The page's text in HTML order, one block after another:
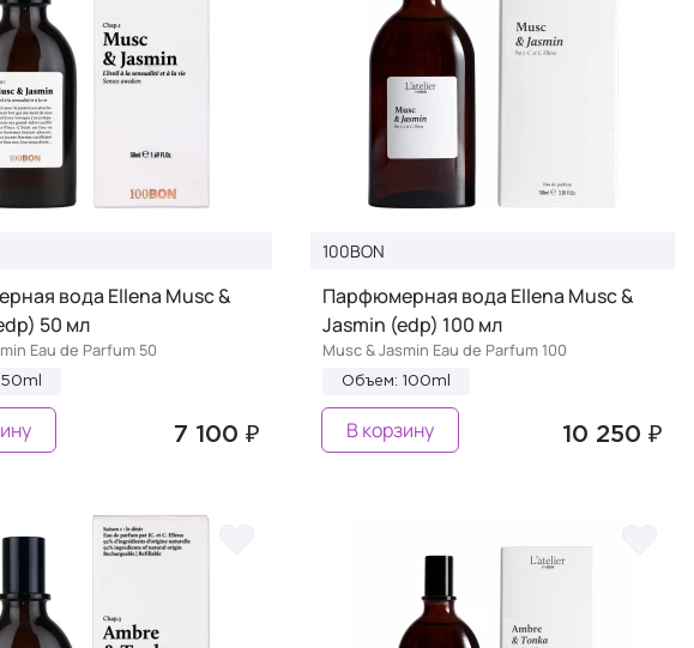
вода Ellena Musc &
50 мл
Eau de Parfum 50
7 100 ₽
100BON
Парфюмерная вода Ellena Musc &
Jasmin (edp) 100 мл
Musc & Jasmin Eau de Parfum 100
Объем: 100ml
10 250 ₽
В корзину